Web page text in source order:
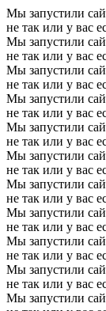
Мы запустили
не так или у вас
Мы запустили
не так или у вас
Мы запустили
не так или у вас
Мы запустили
не так или у вас
Мы запустили
не так или у вас
Мы запустили
не так или у вас
Мы запустили
не так или у вас
Мы запустили
не так или у вас
Мы запустили
не так или у вас
Мы запустили
не так или у вас
Мы запустили